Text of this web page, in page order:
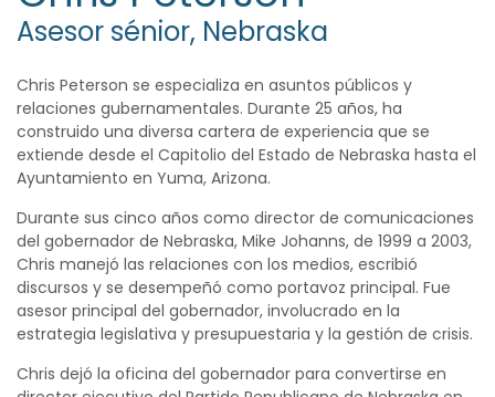
Asesor sénior, Nebraska
Chris Peterson se especializa en asuntos públicos y
relaciones gubernamentales. Durante 25 años, ha
construido una diversa cartera de experiencia que se
extiende desde el Capitolio del Estado de Nebraska hasta el
Ayuntamiento en Yuma, Arizona.
Durante sus cinco años como director de comunicaciones
del gobernador de Nebraska, Mike Johanns, de 1999 a 2003,
Chris manejó las relaciones con los medios, escribió
discursos y se desempeñó como portavoz principal. Fue
asesor principal del gobernador, involucrado en la
estrategia legislativa y presupuestaria y la gestión de crisis.
Chris dejó la oficina del gobernador para convertirse en